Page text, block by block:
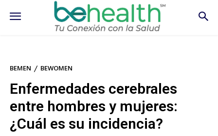
BEMEN BEWOMEN
Enfermedades cerebrales
entre hombres y mujeres:
¿Cuál es su incidencia?